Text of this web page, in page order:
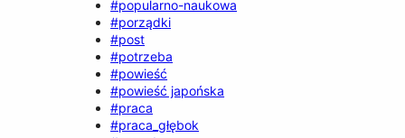
#popularno-naukowa
#porządki
#post
#potrzeba
#powieść
#powieść japońska
#praca
#praca_głębok